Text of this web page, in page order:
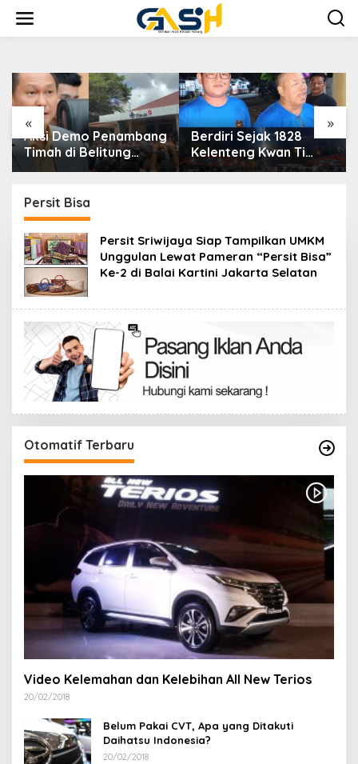
konten
« »
Berdiri Sejak 1828
Kelenteng Kwan Ti
Miau Kaposang
Acara Berlangsung
Meriah
Kantor PT Timah
Beltim Menyala,
Ribuan Penambang
Persit Bisa
Persit Sriwijaya Siap Tampilkan UMKM
Unggulan Lewat Pameran “Persit Bisa”
Ke-2 di Balai Kartini Jakarta Selatan
Otomatif Terbaru
Video Kelemahan dan Kelebihan All New Terios
20/02/2018
Belum Pakai CVT, Apa yang Ditakuti
Daihatsu Indonesia?
20/02/2018